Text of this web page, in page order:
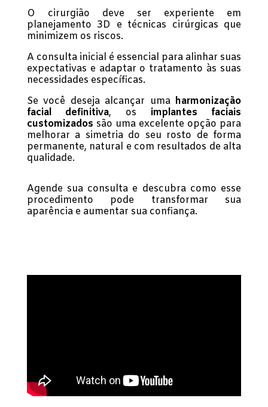
O cirurgião deve ser experiente em
planejamento 3D e técnicas cirúrgicas que
minimizem os riscos.
A consulta inicial é essencial para alinhar suas
expectativas e adaptar o tratamento às suas
necessidades específicas.
Se você deseja alcançar uma harmonização
facial definitiva, os implantes faciais
customizados são uma excelente opção para
melhorar a simetria do seu rosto de forma
permanente, natural e com resultados de alta
qualidade.
Agende sua consulta e descubra como esse
procedimento pode transformar sua
aparência e aumentar sua confiança.